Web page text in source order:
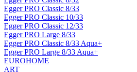
Egger PRO Classic 8/33
Egger PRO Classic 10/33
Egger PRO Classic 12/33
Egger PRO Large 8/33
Egger PRO Classic 8/33 Aqua+
Egger PRO Large 8/33 Aqua+
EUROHOME
ART